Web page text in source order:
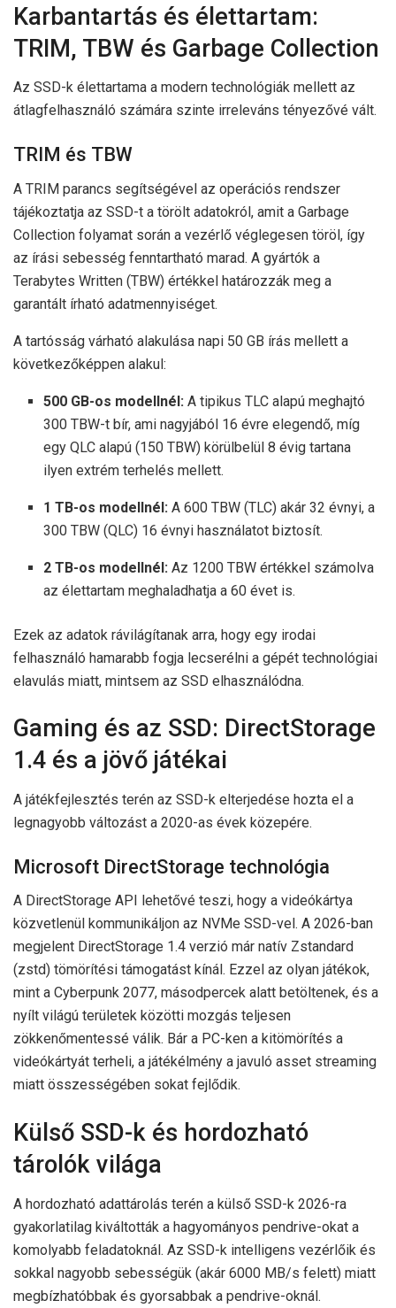
Karbantartás és élettartam:
TRIM, TBW és Garbage Collection
Az SSD-k élettartama a modern technológiák mellett az
átlagfelhasználó számára szinte irreleváns tényezővé vált.
TRIM és TBW
A TRIM parancs segítségével az operációs rendszer
tájékoztatja az SSD-t a törölt adatokról, amit a Garbage
Collection folyamat során a vezérlő véglegesen töröl, így
az írási sebesség fenntartható marad. A gyártók a
Terabytes Written (TBW) értékkel határozzák meg a
garantált írható adatmennyiséget.
A tartósság várható alakulása napi 50 GB írás mellett a
következőképpen alakul:
500 GB-os modellnél: A tipikus TLC alapú meghajtó
300 TBW-t bír, ami nagyjából 16 évre elegendő, míg
egy QLC alapú (150 TBW) körülbelül 8 évig tartana
ilyen extrém terhelés mellett.
1 TB-os modellnél: A 600 TBW (TLC) akár 32 évnyi, a
300 TBW (QLC) 16 évnyi használatot biztosít.
2 TB-os modellnél: Az 1200 TBW értékkel számolva
az élettartam meghaladhatja a 60 évet is.
Ezek az adatok rávilágítanak arra, hogy egy irodai
felhasználó hamarabb fogja lecserélni a gépét technológiai
elavulás miatt, mintsem az SSD elhasználódna.
Gaming és az SSD: DirectStorage
1.4 és a jövő játékai
A játékfejlesztés terén az SSD-k elterjedése hozta el a
legnagyobb változást a 2020-as évek közepére.
Microsoft DirectStorage technológia
A DirectStorage API lehetővé teszi, hogy a videókártya
közvetlenül kommunikáljon az NVMe SSD-vel. A 2026-ban
megjelent DirectStorage 1.4 verzió már natív Zstandard
(zstd) tömörítési támogatást kínál. Ezzel az olyan játékok,
mint a Cyberpunk 2077, másodpercek alatt betöltenek, és a
nyílt világú területek közötti mozgás teljesen
zökkenőmentessé válik. Bár a PC-ken a kitömörítés a
videókártyát terheli, a játékélmény a javuló asset streaming
miatt összességében sokat fejlődik.
Külső SSD-k és hordozható
tárolók világa
A hordozható adattárolás terén a külső SSD-k 2026-ra
gyakorlatilag kiváltották a hagyományos pendrive-okat a
komolyabb feladatoknál. Az SSD-k intelligens vezérlőik és
sokkal nagyobb sebességük (akár 6000 MB/s felett) miatt
megbízhatóbbak és gyorsabbak a pendrive-oknál.